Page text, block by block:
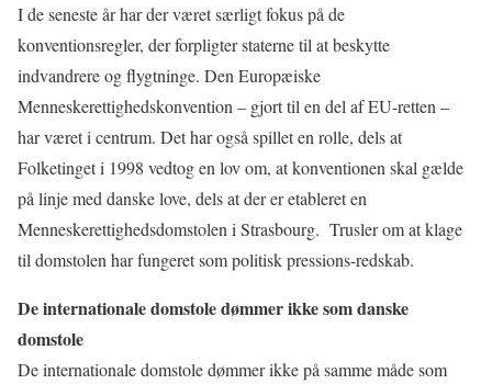
I de seneste år har der været særligt fokus på de
konventionsregler, der forpligter staterne til at beskytte
indvandrere og flygtninge. Den Europæiske
Menneskerettighedskonvention – gjort til en del af EU-retten –
har været i centrum. Det har også spillet en rolle, dels at
Folketinget i 1998 vedtog en lov om, at konventionen skal gælde
på linje med danske love, dels at der er etableret en
Menneskerettighedsdomstolen i Strasbourg. Trusler om at klage
til domstolen har fungeret som politisk pressions-redskab.
De internationale domstole dømmer ikke som danske
domstole
De internationale domstole dømmer ikke på samme måde som